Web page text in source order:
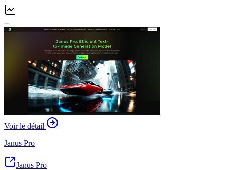
--
Voir le détail
Janus Pro
Janus Pro